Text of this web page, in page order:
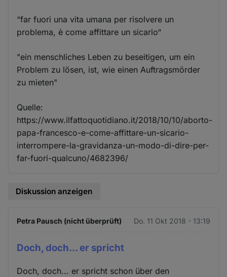
“far fuori una vita umana per risolvere un
problema, è come affittare un sicario“
"ein menschliches Leben zu beseitigen, um ein
Problem zu lösen, ist, wie einen Auftragsmörder
zu mieten"
Quelle:
https://www.ilfattoquotidiano.it/2018/10/10/aborto-
papa-francesco-e-come-affittare-un-sicario-
interrompere-la-gravidanza-un-modo-di-dire-per-
far-fuori-qualcuno/4682396/
Diskussion anzeigen
Petra Pausch (nicht überprüft) Do. 11 Okt 2018 - 13:19
Doch, doch... er spricht
Doch, doch... er spricht schon über den